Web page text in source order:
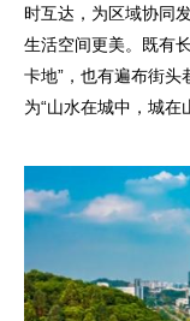
时互达，为区域协同
生活空间更美。既有
卡地”，也有遍布街
为“山水在城中，城在